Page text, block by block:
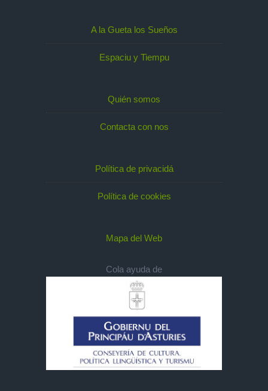
A la Gueta los Sueños
Espaciu y Tiempu
Quién somos
Contacta con nos
Política de privacidá
Política de cookies
Mapa del Web
Cola ayuda de